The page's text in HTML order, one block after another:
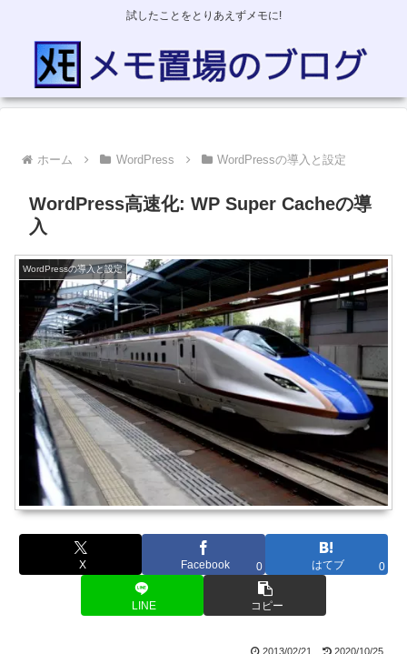
試したことをとりあえずメモに!
ホーム WordPress WordPressの導入と設定
WordPress高速化: WP Super Cacheの導
入
WordPressの導入と設定
X Facebook 0 はてブ 0
LINE コピー
2013/02/21 2020/10/25